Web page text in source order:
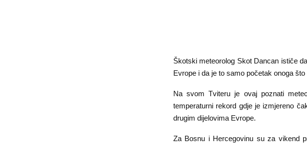
Škotski meteorolog Skot Dancan ističe
Evrope i da je to samo početak onoga
Na svom Tviteru je ovaj poznati
temperaturni rekord gdje je izmjereno
drugim dijelovima Evrope.
Za Bosnu i Hercegovinu su za vikend